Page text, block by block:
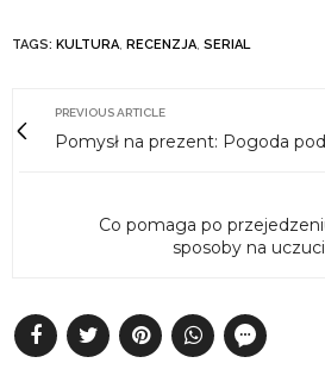
TAGS: KULTURA, RECENZJA, SERIAL
PREVIOUS ARTICLE
Pomysł na prezent: Pogoda
Co pomaga po
sposoby na